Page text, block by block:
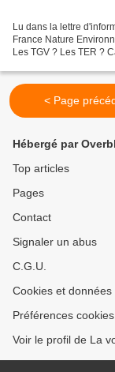
Lu dans la lettre
France Nature
Les TGV ? Les TER ?
< Page
Hébergé par
Top articles
Pages
Contact
Signaler un abus
C.G.U.
Cookies et
Préférences cookies
Voir le profil de La